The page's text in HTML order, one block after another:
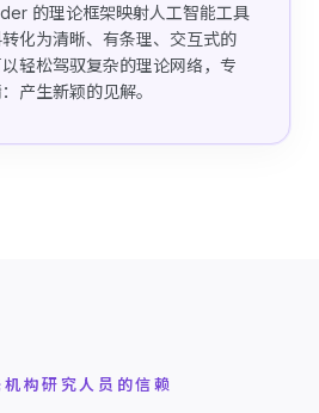
的理论框架映射人工智能工具
化为清晰、有条理、交互式的
轻松驾驭复杂的理论网络，专
产生新颖的见解。
构研究人员的信赖